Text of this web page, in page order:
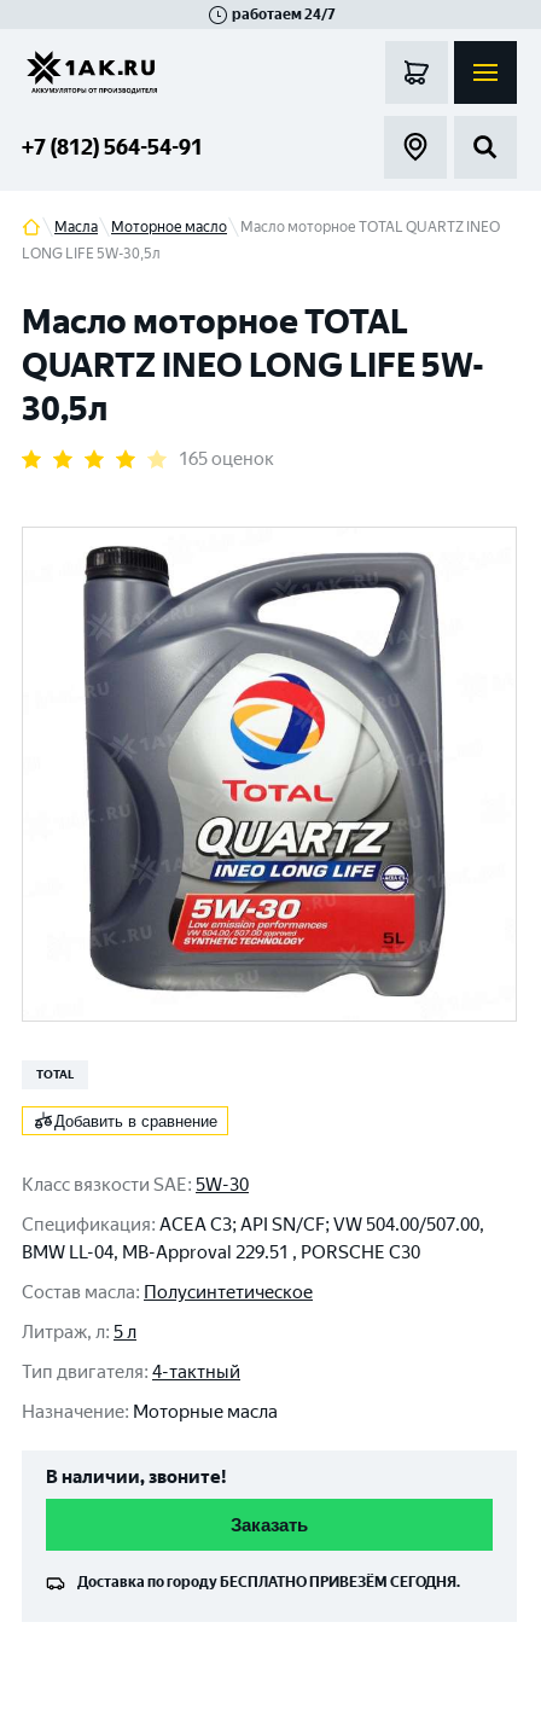
работаем 24/7
+7 (812) 564-54-91
Масла Моторное масло
Масло моторное TOTAL QUARTZ INEO
LONG LIFE 5W-30,5л
Масло моторное TOTAL
QUARTZ INEO LONG LIFE 5W-
30,5л
165 оценок
TOTAL
Добавить в сравнение
Класс вязкости SAE: 5W-30
Спецификация: ACEA C3; API SN/CF; VW 504.00/507.00,
BMW LL-04, MB-Approval 229.51 , PORSCHE C30
Состав масла: Полусинтетическое
Литраж, л: 5 л
Тип двигателя: 4-тактный
Назначение: Моторные масла
В наличии, звоните!
Заказать
Доставка по городу БЕСПЛАТНО ПРИВЕЗЁМ СЕГОДНЯ.
Гатчина